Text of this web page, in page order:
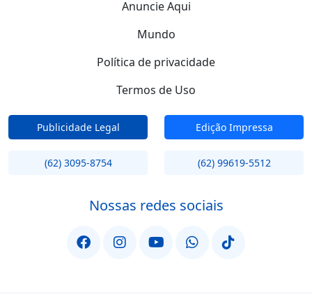
Anuncie Aqui
Mundo
Política de privacidade
Termos de Uso
Publicidade Legal Edição Impressa
(62) 3095-8754 (62) 99619-5512
Nossas redes sociais